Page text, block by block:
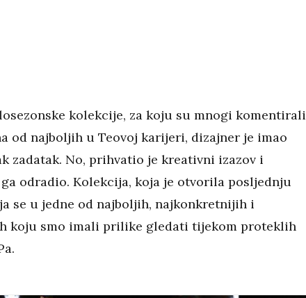
kolekcije, za koju su mnogi komentirali
od najboljih u Teovoj karijeri, dizajner je imao
zadatak. No, prihvatio je kreativni izazov i
odradio. Kolekcija, koja je otvorila posljednju
se u jedne od najboljih, najkonkretnijih i
koju smo imali prilike gledati tijekom proteklih